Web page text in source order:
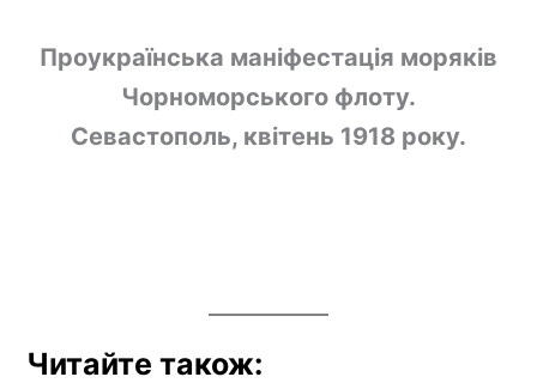
Проукраїнська маніфестація моряків
Чорноморського флоту.
Севастополь, квітень 1918 року.
Читайте також: